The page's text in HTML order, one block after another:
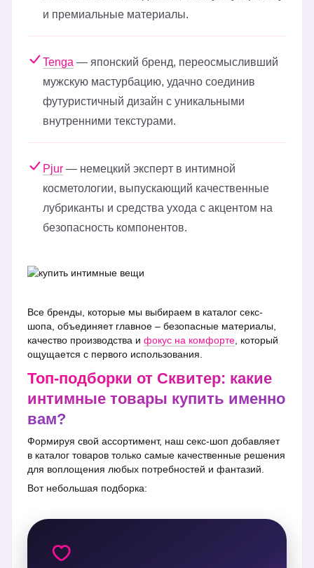
и премиальные материалы.
Tenga — японский бренд, переосмысливший
мужскую мастурбацию, удачно соединив
футуристичный дизайн с уникальными
внутренними текстурами.
Pjur — немецкий эксперт в интимной
косметологии, выпускающий качественные
лубриканты и средства ухода с акцентом на
безопасность компонентов.
Все бренды, которые мы выбираем в каталог секс-
шопа, объединяет главное – безопасные материалы,
качество производства и фокус на комфорте, который
ощущается с первого использования.
Топ-подборки от Сквитер: какие
интимные товары купить именно
вам?
Формируя свой ассортимент, наш секс-шоп добавляет
в каталог товаров только самые качественные решения
для воплощения любых потребностей и фантазий.
Вот небольшая подборка: